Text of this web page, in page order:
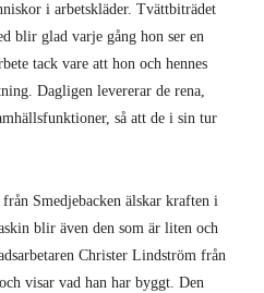
i arbetskläder. Tvättbiträdet
blir glad varje gång hon ser en
tack vare att hon och hennes
Dagligen levererar de rena,
så att de i sin tur
Smedjebacken älskar kraften i
blir även den som är liten och
Christer Lindström från
visar vad han har byggt. Den